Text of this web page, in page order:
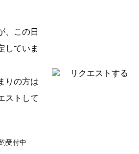
、この日
していま
りの方は
スト して
リクエストする
受付中